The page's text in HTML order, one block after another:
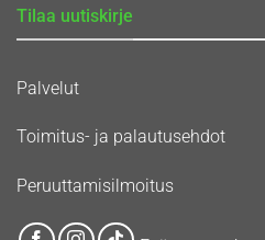
Tilaa uutiskirje
Palvelut
Toimitus- ja palautusehdot
Peruuttamisilmoitus